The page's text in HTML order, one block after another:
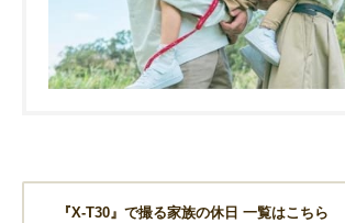
『X-T30』で撮る家族の休日 一覧はこちら